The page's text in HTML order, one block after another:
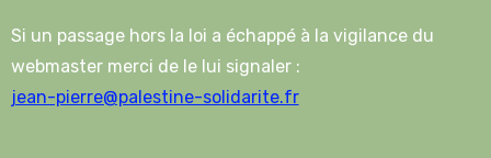
Si un passage hors la loi a échappé à la vigilance du
webmaster merci de le lui signaler :
jean-pierre@palestine-solidarite.fr